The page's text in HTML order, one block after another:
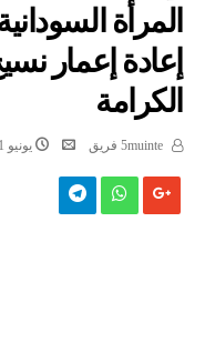
المرأة
إعادة إعمار
الكرامة
يونيو 1, 2025